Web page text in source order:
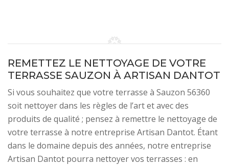
REMETTEZ LE NETTOYAGE DE VOTRE
TERRASSE SAUZON À ARTISAN DANTOT
Si vous souhaitez que votre terrasse à Sauzon 56360
soit nettoyer dans les règles de l’art et avec des
produits de qualité ; pensez à remettre le nettoyage de
votre terrasse à notre entreprise Artisan Dantot. Étant
dans le domaine depuis des années, notre entreprise
Artisan Dantot pourra nettoyer vos terrasses : en